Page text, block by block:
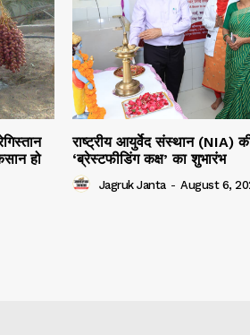
हो
राष्ट्रीय आयुर्वेद संस्थान (NIA)
‘ब्रेस्टफीडिंग कक्ष’ का शुभारंभ
Jagruk Janta - August 6,